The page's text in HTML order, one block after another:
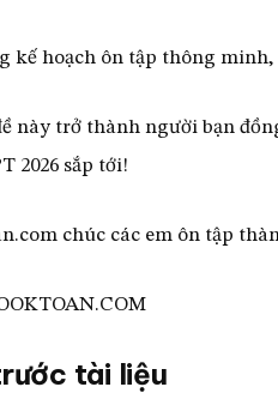
kế hoạch ôn tập thông minh,
này trở thành người bạn
2026 sắp tới!
chúc các em ôn tập
tài liệu